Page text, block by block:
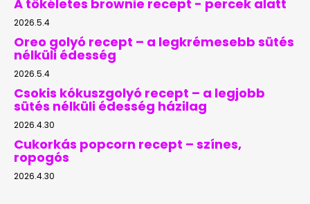
A tökéletes brownie recept - percek alatt
2026.5.4
Oreo golyó recept – a legkrémesebb sütés
nélküli édesség
2026.5.4
Csokis kókuszgolyó recept – a legjobb
sütés nélküli édesség házilag
2026.4.30
Cukorkás popcorn recept – színes,
ropogós
2026.4.30